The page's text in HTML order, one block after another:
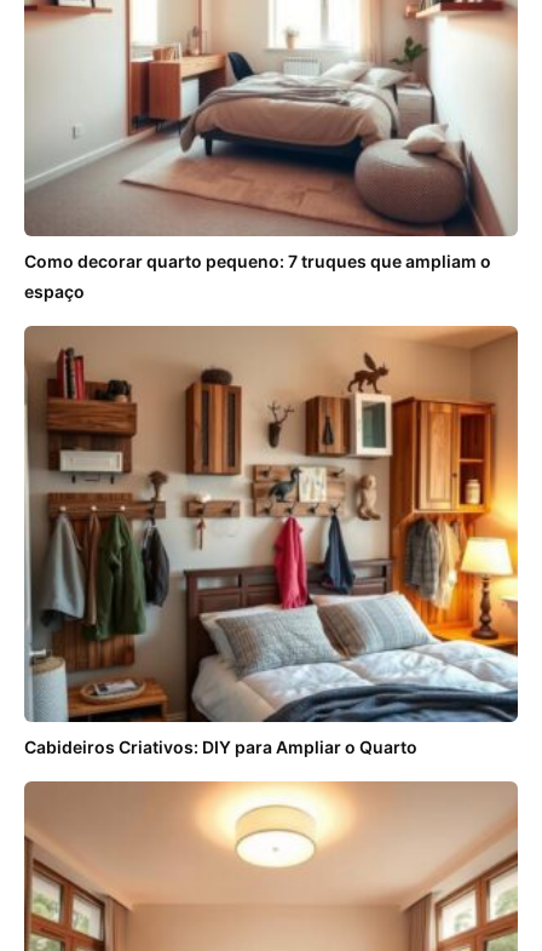
Como decorar quarto pequeno: 7 truques que ampliam o
espaço
Cabideiros Criativos: DIY para Ampliar o Quarto